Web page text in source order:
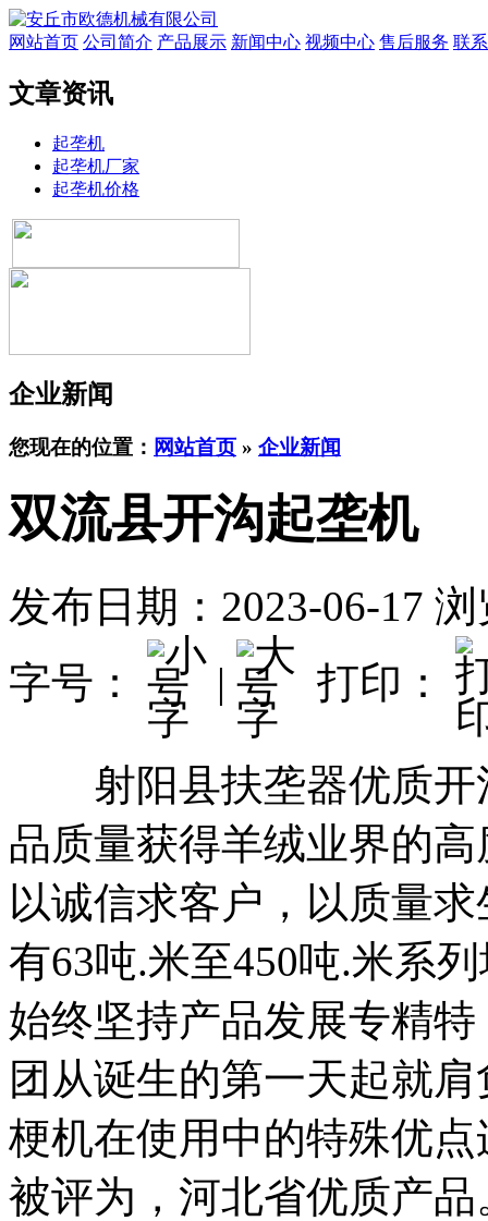
网站首页 公司简介 产品展示 新闻中心 视频中心 售后服务 联
文章资讯
起垄机
起垄机厂家
起垄机价格
企业新闻
您现在的位置： 网站首页 » 企业新闻
双流县开沟起垄机
发布日期：2023-06-17 浏
字号：
| 打印：
射阳县扶垄器优质开
品质量获得羊绒业界的
以诚信求客户，以质量
有63吨.米至450吨.米系
始终坚持产品发展专精
团从诞生的第一天起就
梗机在使用中的特殊优
被评为，河北省优质产